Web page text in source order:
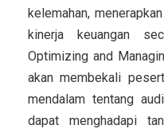
kelemahan,
kinerja keuangan
Optimizing and
akan membekali
mendalam tentang
dapat menghadapi